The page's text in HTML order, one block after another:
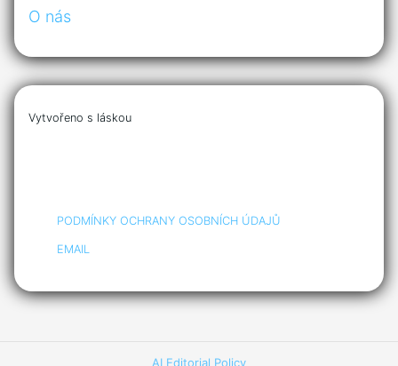
O nás
Vytvořeno s láskou
PODMÍNKY OCHRANY OSOBNÍCH ÚDAJŮ
EMAIL
AI Editorial Policy